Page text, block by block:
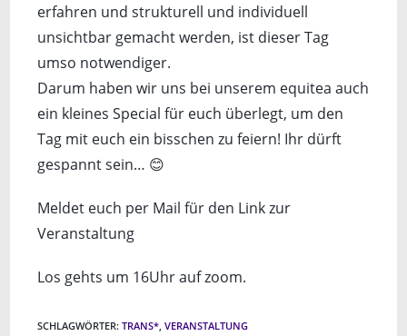
erfahren und strukturell und individuell
unsichtbar gemacht werden, ist dieser Tag
umso notwendiger.
Darum haben wir uns bei unserem equitea auch
ein kleines Special für euch überlegt, um den
Tag mit euch ein bisschen zu feiern! Ihr dürft
gespannt sein… 😊
Meldet euch per Mail für den Link zur
Veranstaltung
Los gehts um 16Uhr auf zoom.
SCHLAGWÖRTER:TRANS* VERANSTALTUNG